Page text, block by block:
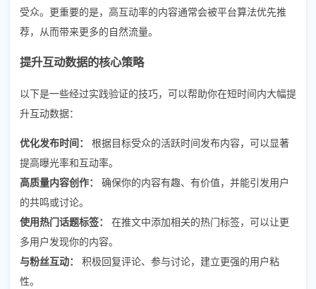
受众。更重要的是，高互动率的内容通常会被平台算法优先推
荐，从而带来更多的自然流量。
提升互动数据的核心策略
以下是一些经过实践验证的技巧，可以帮助你在短时间内大幅提
升互动数据：
优化发布时间：
根据目标受众的活跃时间发布内容，可以显著
提高曝光率和互动率。
高质量内容创作：
确保你的内容有趣、有价值，并能引发用户
的共鸣或讨论。
使用热门话题标签：
在推文中添加相关的热门标签，可以让更
多用户发现你的内容。
与粉丝互动：
积极回复评论、参与讨论，建立更强的用户粘
性。